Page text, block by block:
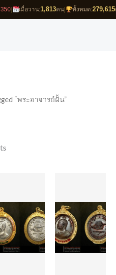
| เมื่อวาน:1,813คน ทั้งหมด:279,615
“พระอาจารย์ฝั้น”
Sorted